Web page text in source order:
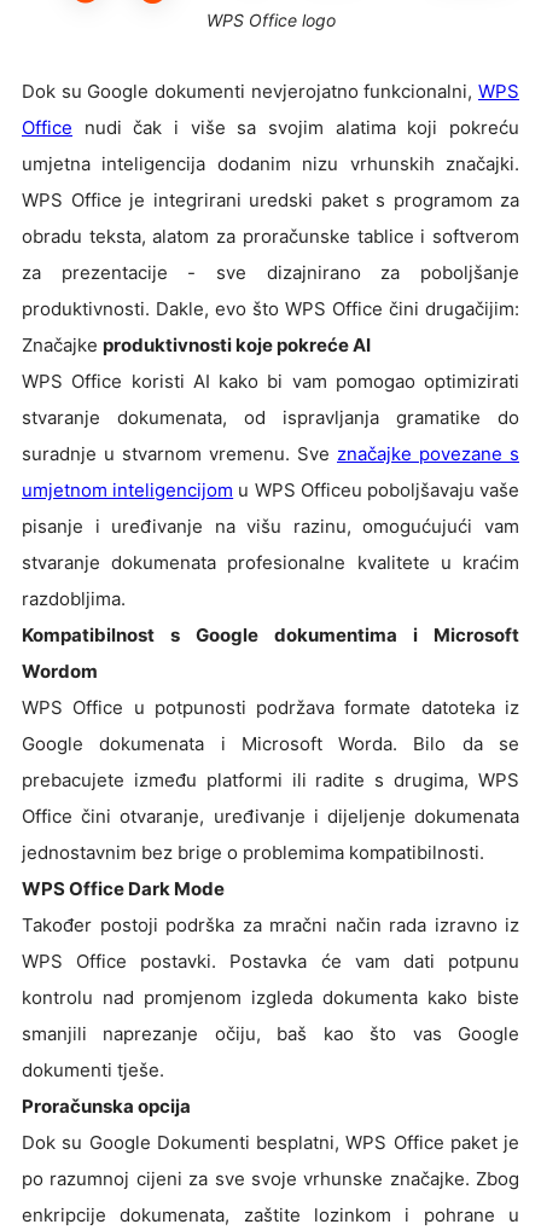
WPS Office logo
Dok su Google dokumenti nevjerojatno funkcionalni, WPS
Office nudi čak i više sa svojim alatima koji pokreću
umjetna inteligencija dodanim nizu vrhunskih značajki.
WPS Office je integrirani uredski paket s programom za
obradu teksta, alatom za proračunske tablice i softverom
za prezentacije - sve dizajnirano za poboljšanje
produktivnosti. Dakle, evo što WPS Office čini drugačijim:
Značajke produktivnosti koje pokreće AI
WPS Office koristi AI kako bi vam pomogao optimizirati
stvaranje dokumenata, od ispravljanja gramatike do
suradnje u stvarnom vremenu. Sve značajke povezane s
umjetnom inteligencijom u WPS Officeu poboljšavaju vaše
pisanje i uređivanje na višu razinu, omogućujući vam
stvaranje dokumenata profesionalne kvalitete u kraćim
razdobljima.
Kompatibilnost s Google dokumentima i Microsoft
Wordom
WPS Office u potpunosti podržava formate datoteka iz
Google dokumenata i Microsoft Worda. Bilo da se
prebacujete između platformi ili radite s drugima, WPS
Office čini otvaranje, uređivanje i dijeljenje dokumenata
jednostavnim bez brige o problemima kompatibilnosti.
WPS Office Dark Mode
Također postoji podrška za mračni način rada izravno iz
WPS Office postavki. Postavka će vam dati potpunu
kontrolu nad promjenom izgleda dokumenta kako biste
smanjili naprezanje očiju, baš kao što vas Google
dokumenti tješe.
Proračunska opcija
Dok su Google Dokumenti besplatni, WPS Office paket je
po razumnoj cijeni za sve svoje vrhunske značajke. Zbog
enkripcije dokumenata, zaštite lozinkom i pohrane u